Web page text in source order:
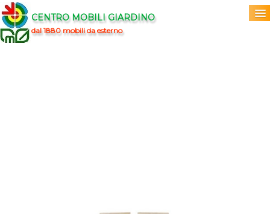
CENTRO MOBILI GIARDINO
dal 1880 mobili da esterno